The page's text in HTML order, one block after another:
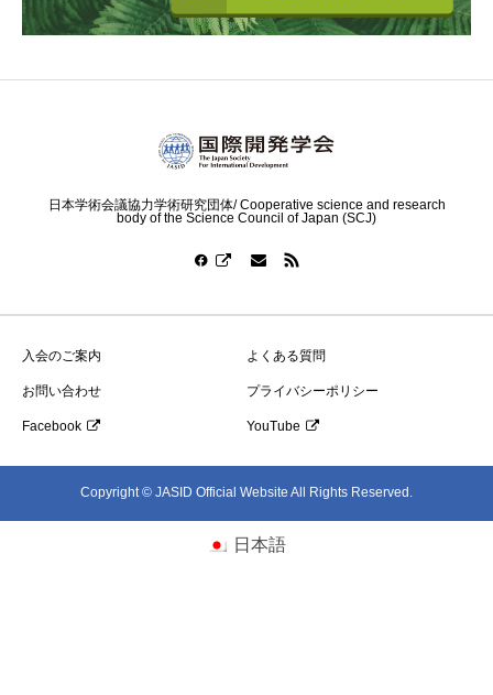
日本学術会議協力学術研究団体/ Cooperative science and research
body of the Science Council of Japan (SCJ)
入会のご案内 よくある質問
お問い合わせ プライバシーポリシー
Facebook YouTube
Copyright © JASID Official Website All Rights Reserved.
日本語